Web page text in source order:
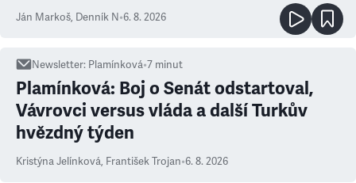
Ján Markoš, Denník N•6. 8. 2026
Newsletter: Plamínková•7 minut
Plamínková: Boj o Senát odstartoval,
Vávrovci versus vláda a další Turkův
hvězdný týden
Kristýna Jelínková, František Trojan•6. 8. 2026